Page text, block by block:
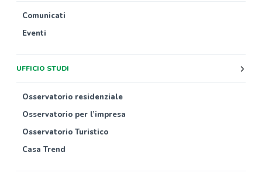
Comunicati
Eventi
UFFICIO STUDI
Osservatorio residenziale
Osservatorio per l’impresa
Osservatorio Turistico
Casa Trend